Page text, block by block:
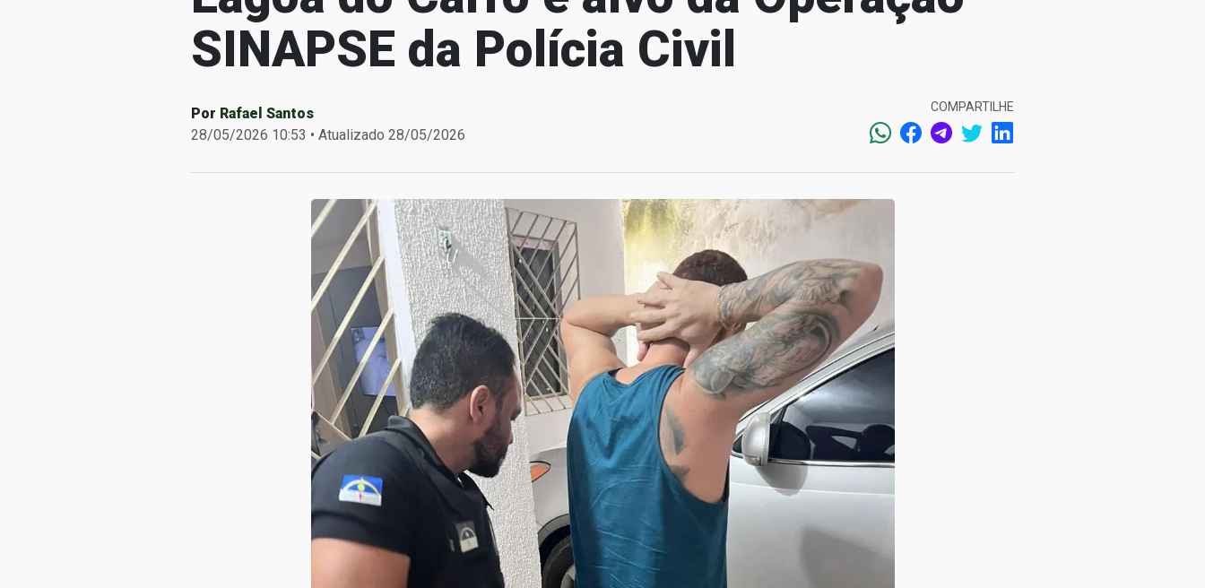
SINAPSE da Polícia Civil
Por Rafael Santos
28/05/2026 10:53 • Atualizado 28/05/2026
COMPARTILHE